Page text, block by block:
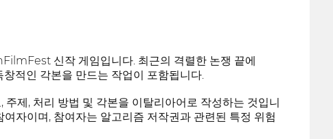
신작 게임입니다. 최근의 격렬한 논쟁 끝에
적인 각본을 만드는 작업이 포함됩니다.
제, 처리 방법 및 각본을 이탈리아어로 작성하는 것입니
자이며, 참여자는 알고리즘 저작권과 관련된 특정 위험